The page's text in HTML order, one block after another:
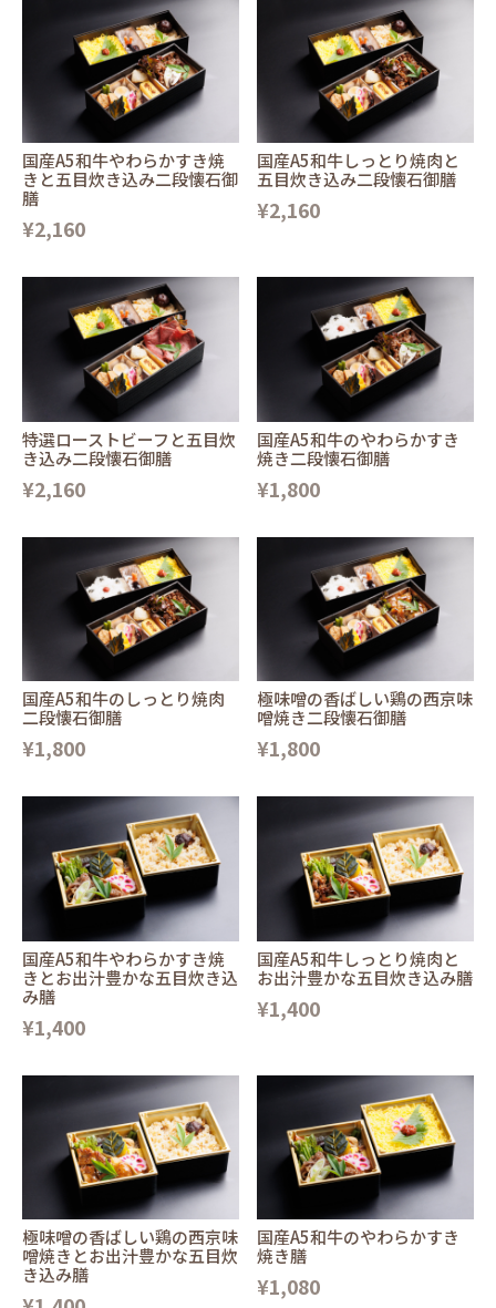
国産A5和牛やわらかすき焼
きと五目炊き込み二段懐石御
膳
¥2,160
国産A5和牛しっとり焼肉と
五目炊き込み二段懐石御膳
¥2,160
特選ローストビーフと五目炊
き込み二段懐石御膳
¥2,160
国産A5和牛のやわらかすき
焼き二段懐石御膳
¥1,800
国産A5和牛のしっとり焼肉
二段懐石御膳
¥1,800
極味噌の香ばしい鶏の西京味
噌焼き二段懐石御膳
¥1,800
国産A5和牛やわらかすき焼
きとお出汁豊かな五目炊き込
み膳
¥1,400
国産A5和牛しっとり焼肉と
お出汁豊かな五目炊き込み膳
¥1,400
極味噌の香ばしい鶏の西京味
噌焼きとお出汁豊かな五目炊
き込み膳
国産A5和牛のやわらかすき
焼き膳
¥1,080